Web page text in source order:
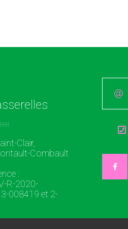
Clair,
Combault
:
R-2020-
008419 et 2-